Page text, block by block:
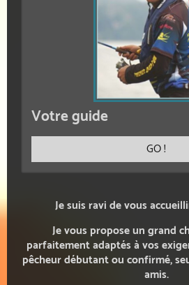
Votre guide
GO !
Je suis ravi de vous
Je vous propose un grand
parfaitement adaptés à vos
pêcheur débutant ou confirmé,
amis.